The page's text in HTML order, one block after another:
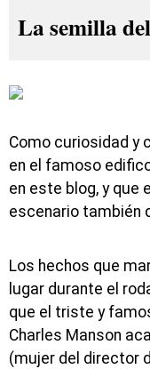
La semilla
Como curiosidad y
en el famoso
en este blog, y que
escenario también
Los hechos que
lugar durante el
que el triste y
Charles Manson
(mujer del director